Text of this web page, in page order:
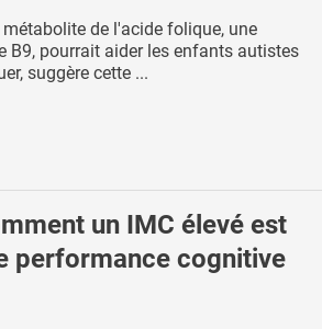
de l'acide folique, une
B9, pourrait aider les enfants autistes
suggère cette ...
un IMC élevé est
performance cognitive